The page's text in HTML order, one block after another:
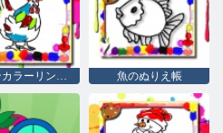
魚のぬりえ帳